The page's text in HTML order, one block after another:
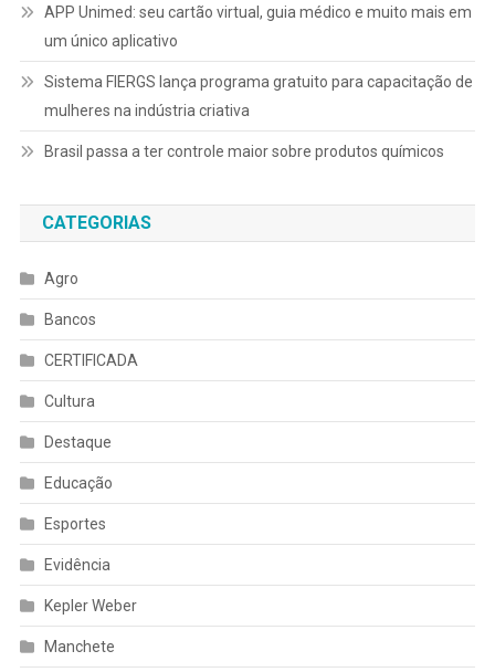
APP Unimed: seu cartão virtual, guia médico e muito mais em
um único aplicativo
Sistema FIERGS lança programa gratuito para capacitação de
mulheres na indústria criativa
Brasil passa a ter controle maior sobre produtos químicos
CATEGORIAS
Agro
Bancos
CERTIFICADA
Cultura
Destaque
Educação
Esportes
Evidência
Kepler Weber
Manchete